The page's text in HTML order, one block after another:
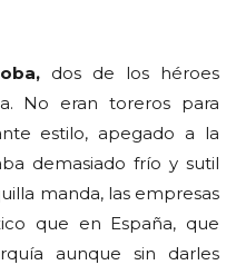
dos de los héroes
No eran toreros para
estilo, apegado a la
demasiado frío y sutil
manda, las empresas
que en España, que
aunque sin darles